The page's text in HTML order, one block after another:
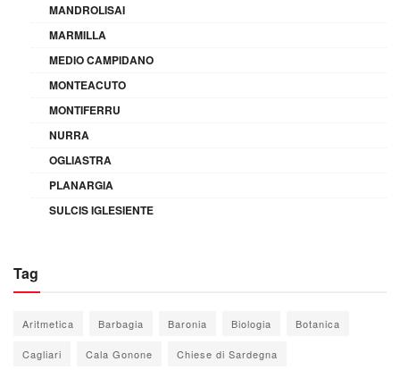
MANDROLISAI
MARMILLA
MEDIO CAMPIDANO
MONTEACUTO
MONTIFERRU
NURRA
OGLIASTRA
PLANARGIA
SULCIS IGLESIENTE
Tag
Aritmetica Barbagia Baronia Biologia Botanica
Cagliari Cala Gonone Chiese di Sardegna